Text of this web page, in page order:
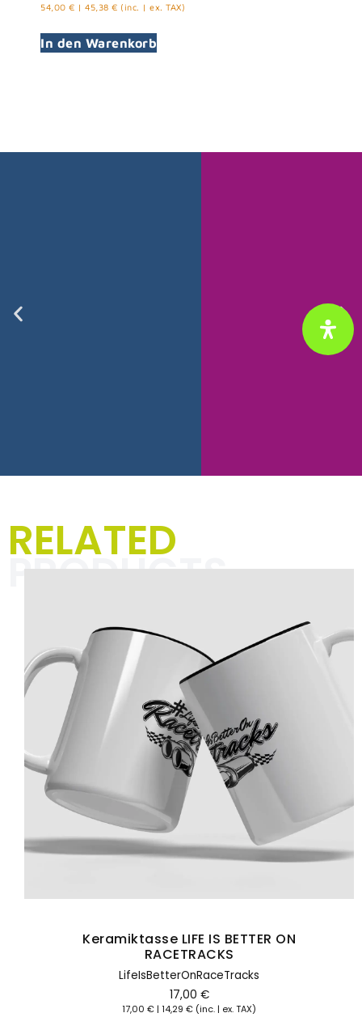
54,00 € | 45,38 € (inc. | ex. TAX)
In den Warenkorb
Damen-T-Shirts,
Hoodies und Jacken
Erlebe die neuesten Trends online
und entdecke neue Lieblingsstücke
für Frauen. Hier findest Du alles für
Deinen persönlichen Lifestyle.
Hier klicken
RELATED
PRODUCTS
Keramiktasse LIFE IS BETTER ON
RACETRACKS
LifeIsBetterOnRaceTracks
17,00 €
17,00 € | 14,29 € (inc. | ex. TAX)